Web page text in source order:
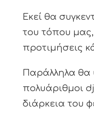
Εκεί θα
του τόπου μας,
προτιμήσεις
Παράλληλα θα
πολυάριθμοι
διάρκεια του